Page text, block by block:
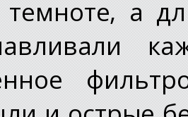
темноте, а